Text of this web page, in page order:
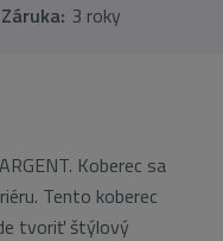
Záruka: 3 roky
Koberec sa
Tento koberec
tvoriť štýlový